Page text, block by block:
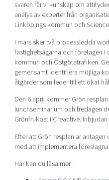
Visual technologies
Shaping cities and regions
Bright East
East Sweden Tech
Reversed mentorship
Current offers and
Tech startups
Upscaling
Talent & skills
Startup & industry
Offers to boost your
Funding opportunities
Our story, mission &
Our community of
Projects
Publications
Project toolbox
Our clusters
Reach out to us
Locations
40 years anniversary
Today's lunch in Mjärdevi
svaren får vi kunskap om
analys av experter från
Linköpings kommun och
I mars sker två processledda
fastighetsägarna och företagen
kommun och Östgötatrafiken.
gemensamt identifiera möjliga
åtgärder som leder till ett ökat
Den 6 april kommer Grön
lunchseminarium och fredagen
Grönfrukost i Creactive.
Efter att Grön resplan är
med att implementera
Här kan du läsa mer: